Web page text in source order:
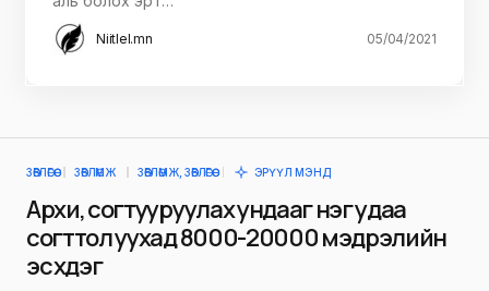
Niitlel.mn 05/04/2021
ЗӨВЛӨГӨӨ ЗӨВЛӨМЖ ЗӨВЛӨМЖ, ЗӨВЛӨГӨӨ ЭРҮҮЛ МЭНД
Архи, согтууруулах ундааг нэг удаа
согттол уухад 8000-20000 мэдрэлийн
эс үхдэг